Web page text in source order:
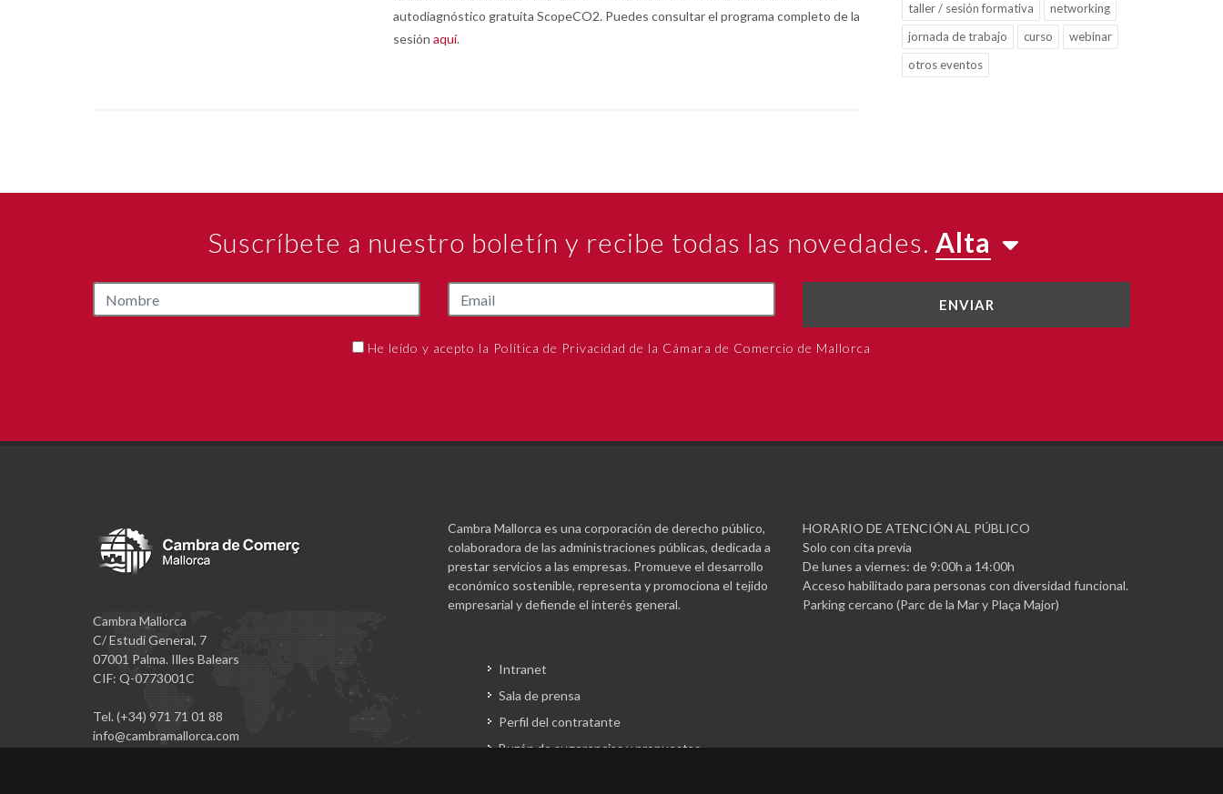
autodiagnóstico gratuita ScopeCO2. Puedes consultar el programa completo de la
sesión aquí.
taller / sesión formativa
networking
jornada de trabajo
curso
webinar
otros eventos
Suscríbete a nuestro boletín y recibe todas las novedades. Alta
ENVIAR
He leído y acepto la Política de Privacidad de la Cámara de Comercio de Mallorca
Cambra Mallorca
C/ Estudi General, 7
07001 Palma. Illes Balears
CIF: Q-0773001C
Tel. (+34) 971 71 01 88
info@cambramallorca.com
Cambra Mallorca es una corporación de derecho público,
colaboradora de las administraciones públicas, dedicada a
prestar servicios a las empresas. Promueve el desarrollo
económico sostenible, representa y promociona el tejido
empresarial y defiende el interés general.
Intranet
Sala de prensa
Perfil del contratante
Buzón de sugerencias y propuestas
HORARIO DE ATENCIÓN AL PÚBLICO
Solo con cita previa
De lunes a viernes: de 9:00h a 14:00h
Acceso habilitado para personas con diversidad funcional.
Parking cercano (Parc de la Mar y Plaça Major)